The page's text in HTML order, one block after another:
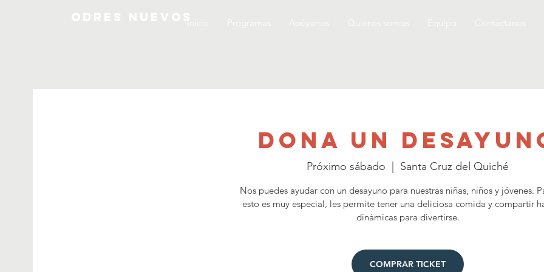
Dona un
Próximo sábado Santa Cruz del Quiché
Nos puedes ayudar con un desayuno para nuestras niñas, niños y jóvenes.
esto es muy especial, les permite tener una deliciosa comida y compartir
dinámicas para divertirse.
COMPRAR TICKET